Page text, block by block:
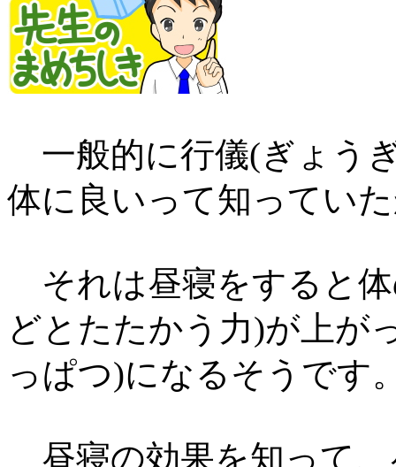
一般的に行儀(ぎょう
体に良いって知ってい
それは昼寝をすると
どとたたかう力)が上が
っぱつ)になるそうです
昼寝の効果を知って